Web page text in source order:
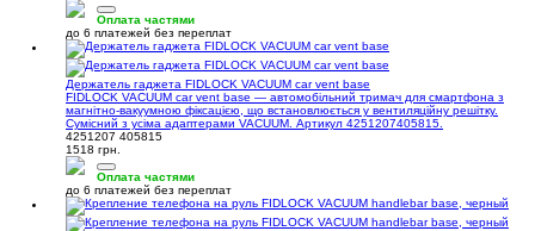
Оплата частями
до 6 платежей без переплат
Держатель гаджета FIDLOCK VACUUM car vent base
FIDLOCK VACUUM car vent base — автомобільний тримач для смартфона з
магнітно-вакуумною фіксацією, що встановлюється у вентиляційну решітку.
Сумісний з усіма адаптерами VACUUM. Артикул 4251207405815.
4251207 405815
1518 грн.
Оплата частями
до 6 платежей без переплат